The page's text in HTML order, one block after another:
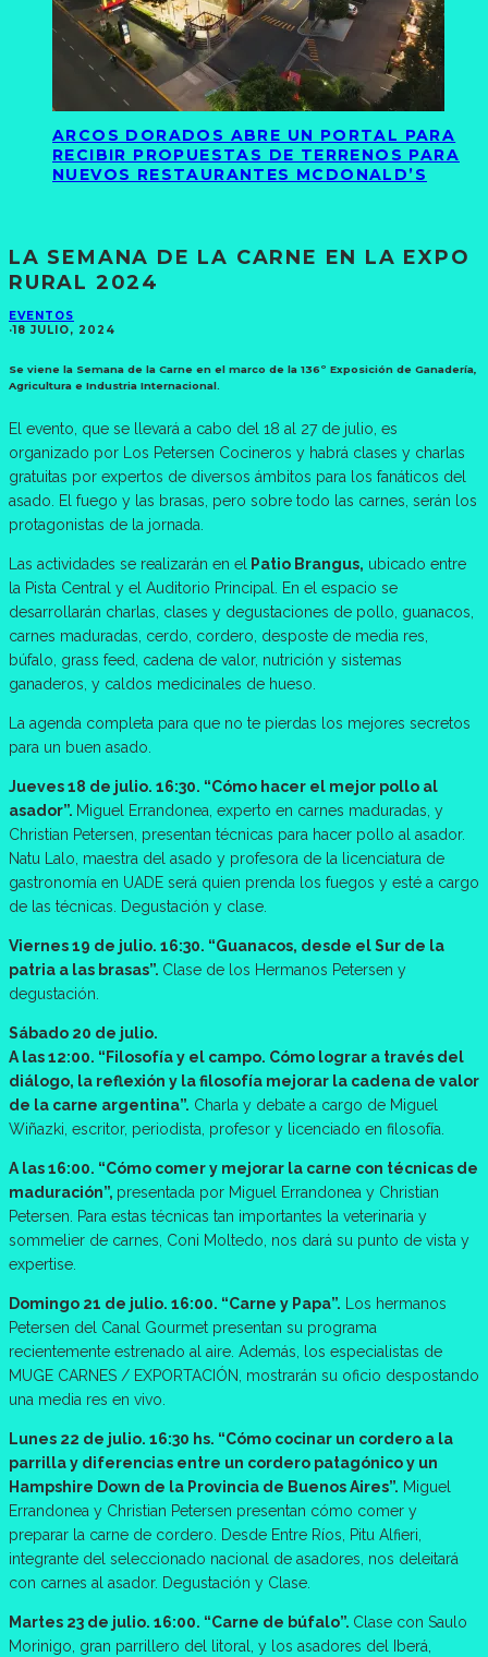
ARCOS DORADOS ABRE UN PORTAL PARA
RECIBIR PROPUESTAS DE TERRENOS PARA
NUEVOS RESTAURANTES MCDONALD’S
LA SEMANA DE LA CARNE EN LA EXPO
RURAL 2024
EVENTOS
·18 JULIO, 2024
Se viene la Semana de la Carne en el marco de la 136º Exposición de Ganadería,
Agricultura e Industria Internacional.
El evento, que se llevará a cabo del 18 al 27 de julio, es
organizado por Los Petersen Cocineros y habrá clases y charlas
gratuitas por expertos de diversos ámbitos para los fanáticos del
asado. El fuego y las brasas, pero sobre todo las carnes, serán los
protagonistas de la jornada.
Las actividades se realizarán en el Patio Brangus, ubicado entre
la Pista Central y el Auditorio Principal. En el espacio se
desarrollarán charlas, clases y degustaciones de pollo, guanacos,
carnes maduradas, cerdo, cordero, desposte de media res,
búfalo, grass feed, cadena de valor, nutrición y sistemas
ganaderos, y caldos medicinales de hueso.
La agenda completa para que no te pierdas los mejores secretos
para un buen asado.
Jueves 18 de julio. 16:30. “Cómo hacer el mejor pollo al
asador”. Miguel Errandonea, experto en carnes maduradas, y
Christian Petersen, presentan técnicas para hacer pollo al asador.
Natu Lalo, maestra del asado y profesora de la licenciatura de
gastronomía en UADE será quien prenda los fuegos y esté a cargo
de las técnicas. Degustación y clase.
Viernes 19 de julio. 16:30. “Guanacos, desde el Sur de la
patria a las brasas”. Clase de los Hermanos Petersen y
degustación.
Sábado 20 de julio.
A las 12:00. “Filosofía y el campo. Cómo lograr a través del
diálogo, la reflexión y la filosofía mejorar la cadena de valor
de la carne argentina”. Charla y debate a cargo de Miguel
Wiñazki, escritor, periodista, profesor y licenciado en filosofía.
A las 16:00. “Cómo comer y mejorar la carne con técnicas de
maduración”, presentada por Miguel Errandonea y Christian
Petersen. Para estas técnicas tan importantes la veterinaria y
sommelier de carnes, Coni Moltedo, nos dará su punto de vista y
expertise.
Domingo 21 de julio. 16:00. “Carne y Papa”. Los hermanos
Petersen del Canal Gourmet presentan su programa
recientemente estrenado al aire. Además, los especialistas de
MUGE CARNES / EXPORTACIÓN, mostrarán su oficio despostando
una media res en vivo.
Lunes 22 de julio. 16:30 hs. “Cómo cocinar un cordero a la
parrilla y diferencias entre un cordero patagónico y un
Hampshire Down de la Provincia de Buenos Aires”. Miguel
Errandonea y Christian Petersen presentan cómo comer y
preparar la carne de cordero. Desde Entre Ríos, Pitu Alfieri,
integrante del seleccionado nacional de asadores, nos deleitará
con carnes al asador. Degustación y Clase.
Martes 23 de julio. 16:00. “Carne de búfalo”. Clase con Saulo
Morinigo, gran parrillero del litoral, y los asadores del Iberá,